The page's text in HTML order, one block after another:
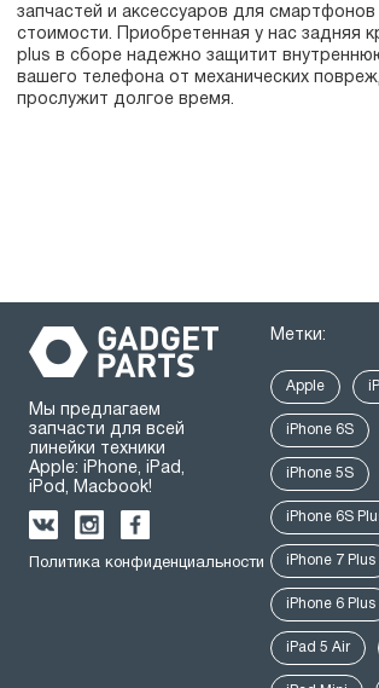
запчастей и аксессуаров для
стоимости. Приобретенная у нас задняя
plus в сборе надежно защитит
вашего телефона от механических
прослужит долгое время.
Мы предлагаем
запчасти для всей
линейки техники
Apple: iPhone, iPad,
iPod, Macbook!
Политика конфиденциальности
Метки:
Apple
iPhone 6S
iPhone 5S
iPhone 6S
iPhone 7 Plus
iPhone 6 Plus
iPad 5 Air